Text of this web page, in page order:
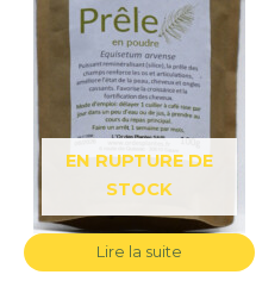
EN RUPTURE DE
STOCK
Lire la suite